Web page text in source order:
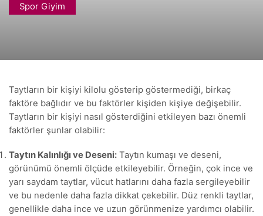
Spor Giyim
Taytların bir kişiyi kilolu gösterip göstermediği, birkaç
faktöre bağlıdır ve bu faktörler kişiden kişiye değişebilir.
Taytların bir kişiyi nasıl gösterdiğini etkileyen bazı önemli
faktörler şunlar olabilir:
Taytın Kalınlığı ve Deseni: Taytın kumaşı ve deseni,
görünümü önemli ölçüde etkileyebilir. Örneğin, çok ince ve
yarı saydam taytlar, vücut hatlarını daha fazla sergileyebilir
ve bu nedenle daha fazla dikkat çekebilir. Düz renkli taytlar,
genellikle daha ince ve uzun görünmenize yardımcı olabilir.